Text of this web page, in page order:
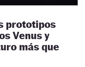
prototipos
Venus y
más que